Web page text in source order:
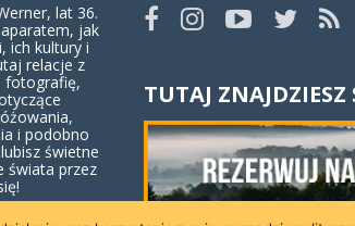
lat 36.
jak
ich kultury i
relacje z
fotografię,
i podobno
świetne
świata przez
TUTAJ